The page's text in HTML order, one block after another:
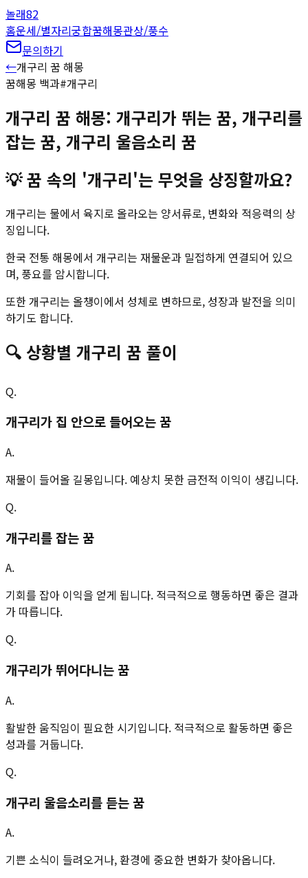
놀래82
홈운세/별자리궁합꿈해몽관상/풍수
문의하기
←개구리 꿈 해몽
꿈해몽 백과#개구리
개구리 꿈 해몽: 개구리가 뛰는 꿈, 개구리를
잡는 꿈, 개구리 울음소리 꿈
💡꿈 속의 '개구리'는 무엇을 상징할까요?
개구리는 물에서 육지로 올라오는 양서류로, 변화와 적응력의 상
징입니다.
한국 전통 해몽에서 개구리는 재물운과 밀접하게 연결되어 있으
며, 풍요를 암시합니다.
또한 개구리는 올챙이에서 성체로 변하므로, 성장과 발전을 의미
하기도 합니다.
🔍 상황별 개구리 꿈 풀이
Q.
개구리가 집 안으로 들어오는 꿈
A.
재물이 들어올 길몽입니다. 예상치 못한 금전적 이익이 생깁니다.
Q.
개구리를 잡는 꿈
A.
기회를 잡아 이익을 얻게 됩니다. 적극적으로 행동하면 좋은 결과
가 따릅니다.
Q.
개구리가 뛰어다니는 꿈
A.
활발한 움직임이 필요한 시기입니다. 적극적으로 활동하면 좋은
성과를 거둡니다.
Q.
개구리 울음소리를 듣는 꿈
A.
기쁜 소식이 들려오거나, 환경에 중요한 변화가 찾아옵니다.